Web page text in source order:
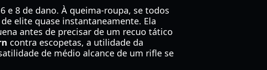
e 8 de dano. À queima-roupa, se todos
elite quase instantaneamente. Ela
antes de precisar de um recuo tático
contra escopetas, a utilidade da
de médio alcance de um rifle se